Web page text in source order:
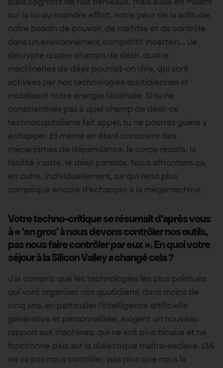
sur la loi du moindre effort, notre peur de la solitude,
notre besoin de pouvoir, de maîtrise et de contrôle
dans un environnement compétitif incertain… Je
décrypte quatre champs de désir, quatre
machineries de désir pourrait-on dire, qui sont
activées par nos technologies quotidiennes et
mobilisent notre énergie libidinale. Si tu ne
conscientises pas à quel champ de désir ce
technocapitalisme fait appel, tu ne pourras guère y
échapper. Et même en étant conscient des
mécanismes de dépendance, le corps résiste, la
facilité insiste, le désir persiste. Nous affrontons ça,
en outre, individuellement, ce qui rend plus
compliqué encore d’échapper à la mégamachine.
Votre techno-critique se résumait d’après vous
à « ‘en gros’ à nous devons contrôler nos outils,
pas nous faire contrôler par eux ». En quoi votre
séjour à la Silicon Valley a changé cela ?
J’ai compris que les technologies les plus pointues
qui vont organiser nos quotidiens, dans moins de
cinq ans, en particulier l’intelligence artificielle
générative et personnalisée, exigent un nouveau
rapport aux machines, qui ne soit plus binaire et ne
fonctionne plus sur la dialectique maître-esclave. L’IA
ne va pas nous contrôler, pas plus que nous la